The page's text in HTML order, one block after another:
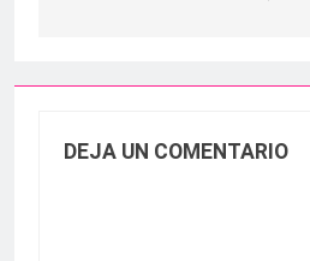
DEJA UN COMENTARIO